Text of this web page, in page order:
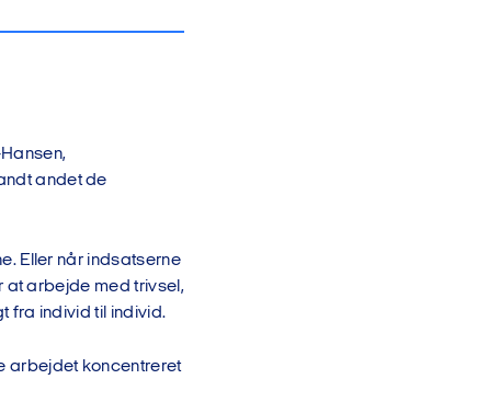
andet de
Eller når indsatserne
at arbejde med trivsel,
fra individ til individ.
arbejdet koncentreret